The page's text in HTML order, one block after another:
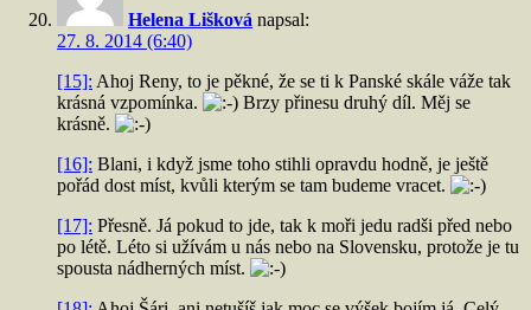
Helena Lišková napsal:
27. 8. 2014 (6:40)
[15]: Ahoj Reny, to je pěkné, že se ti k Panské skále váže tak
krásná vzpomínka.
Brzy přinesu druhý díl. Měj se
krásně.
[16]: Blani, i když jsme toho stihli opravdu hodně, je ještě
pořád dost míst, kvůli kterým se tam budeme vracet.
[17]: Přesně. Já pokud to jde, tak k moři jedu radši před nebo
po létě. Léto si užívám u nás nebo na Slovensku, protože je tu
spousta nádherných míst.